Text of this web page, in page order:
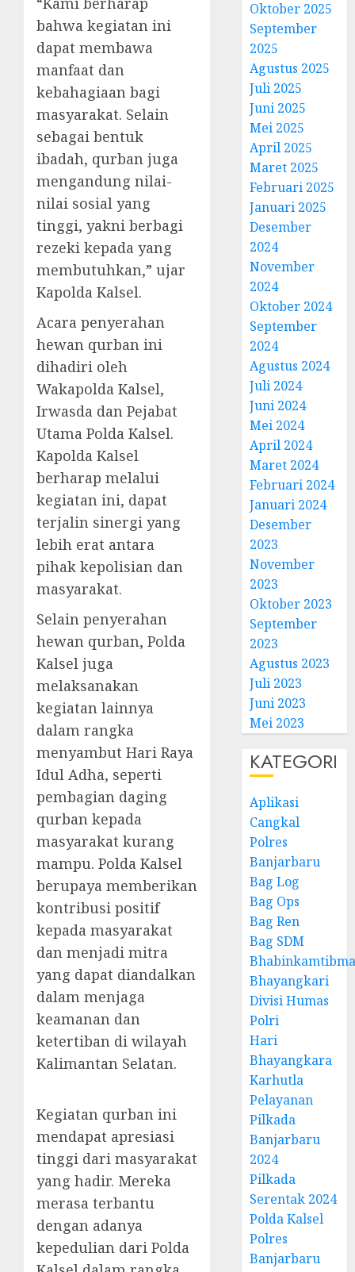
bahwa kegiatan ini
dapat membawa
manfaat dan
kebahagiaan bagi
masyarakat. Selain
sebagai bentuk
ibadah, qurban juga
mengandung nilai-
nilai sosial yang
tinggi, yakni berbagi
rezeki kepada yang
membutuhkan,” ujar
Kapolda Kalsel.
Acara penyerahan
hewan qurban ini
dihadiri oleh
Wakapolda Kalsel,
Irwasda dan Pejabat
Utama Polda Kalsel.
Kapolda Kalsel
berharap melalui
kegiatan ini, dapat
terjalin sinergi yang
lebih erat antara
pihak kepolisian dan
masyarakat.
Selain penyerahan
hewan qurban, Polda
Kalsel juga
melaksanakan
kegiatan lainnya
dalam rangka
menyambut Hari Raya
Idul Adha, seperti
pembagian daging
qurban kepada
masyarakat kurang
mampu. Polda Kalsel
berupaya memberikan
kontribusi positif
kepada masyarakat
dan menjadi mitra
yang dapat diandalkan
dalam menjaga
keamanan dan
ketertiban di wilayah
Kalimantan Selatan.
Kegiatan qurban ini
mendapat apresiasi
tinggi dari masyarakat
yang hadir. Mereka
merasa terbantu
dengan adanya
kepedulian dari Polda
Oktober 2025
September
2025
Agustus 2025
Juli 2025
Juni 2025
Mei 2025
April 2025
Maret 2025
Februari 2025
Januari 2025
Desember
2024
November
2024
Oktober 2024
September
2024
Agustus 2024
Juli 2024
Juni 2024
Mei 2024
April 2024
Maret 2024
Februari 2024
Januari 2024
Desember
2023
November
2023
Oktober 2023
September
2023
Agustus 2023
Juli 2023
Juni 2023
Mei 2023
KATEGORI
Aplikasi
Cangkal
Polres
Banjarbaru
Bag Log
Bag Ops
Bag Ren
Bag SDM
Bhayangkari
Divisi Humas
Polri
Hari
Bhayangkara
Karhutla
Pelayanan
Pilkada
Banjarbaru
2024
Pilkada
Serentak 2024
Polda Kalsel
Polres
Banjarbaru